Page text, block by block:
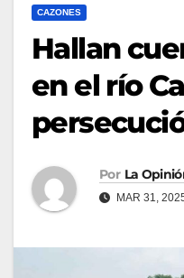
CAZONES
Hallan
en el río
Por La
MAR 31,